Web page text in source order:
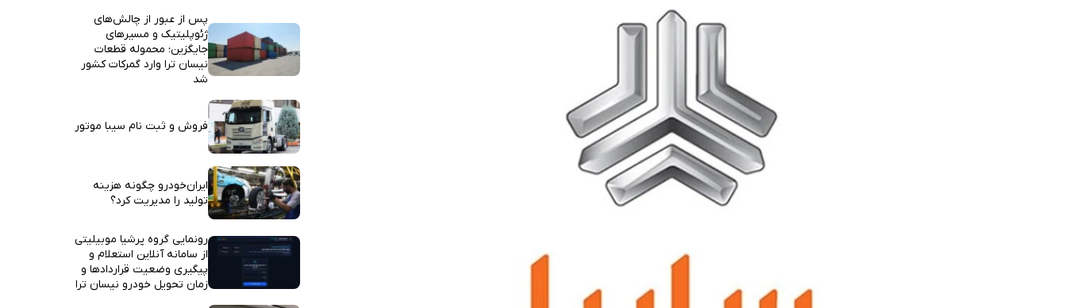
پس از عبور از چالش‌های
ژئوپلیتیک و مسیرهای
جایگزین؛ محموله قطعات
نیسان ترا وارد گمرکات کشور
شد
فروش و ثبت نام سیبا موتور
ایران‌خودرو چگونه هزینه
تولید را مدیریت کرد؟
رونمایی گروه پرشیا موبیلیتی
از سامانه آنلاین استعلام و
پیگیری وضعیت قراردادها و
زمان تحویل خودرو نیسان ترا